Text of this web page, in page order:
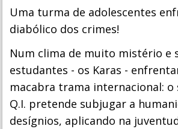
Uma turma de adolescentes
diabólico dos crimes!
Num clima de muito mistério e
estudantes - os Karas -
macabra trama internacional:
Q.I. pretende subjugar a
desígnios, aplicando na